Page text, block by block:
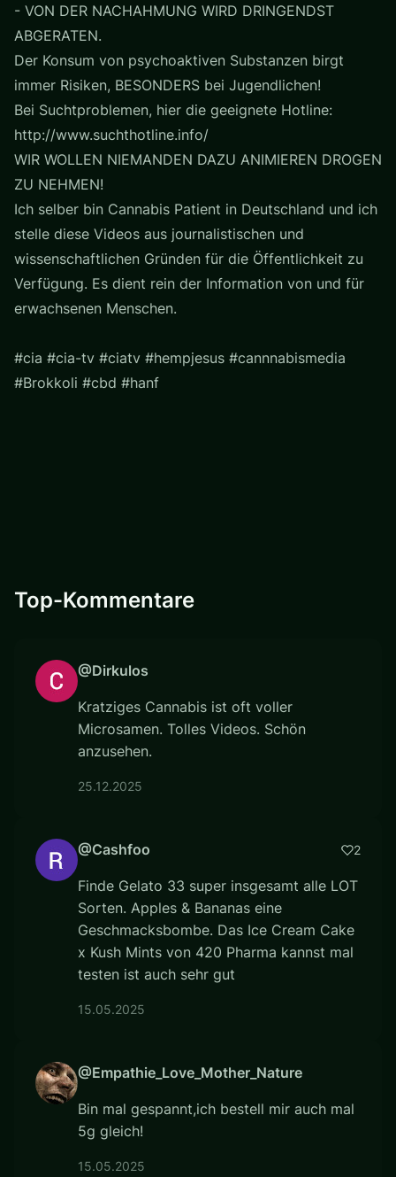
- VON DER NACHAHMUNG WIRD DRINGENDST
ABGERATEN.
Der Konsum von psychoaktiven Substanzen birgt
immer Risiken, BESONDERS bei Jugendlichen!
Bei Suchtproblemen, hier die geeignete Hotline:
http://www.suchthotline.info/
WIR WOLLEN NIEMANDEN DAZU ANIMIEREN DROGEN
ZU NEHMEN!
Ich selber bin Cannabis Patient in Deutschland und ich
stelle diese Videos aus journalistischen und
wissenschaftlichen Gründen für die Öffentlichkeit zu
Verfügung. Es dient rein der Information von und für
erwachsenen Menschen.
#cia #cia-tv #ciatv #hempjesus #cannnabismedia
#Brokkoli #cbd #hanf
Top-Kommentare
@Dirkulos
Kratziges Cannabis ist oft voller
Microsamen. Tolles Videos. Schön
anzusehen.
25.12.2025
@Cashfoo 2
Finde Gelato 33 super insgesamt alle LOT
Sorten. Apples & Bananas eine
Geschmacksbombe. Das Ice Cream Cake
x Kush Mints von 420 Pharma kannst mal
testen ist auch sehr gut
15.05.2025
@Empathie_Love_Mother_Nature
Bin mal gespannt,ich bestell mir auch mal
5g gleich!
15.05.2025